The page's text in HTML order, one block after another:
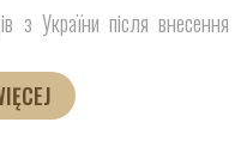
з України після внесення